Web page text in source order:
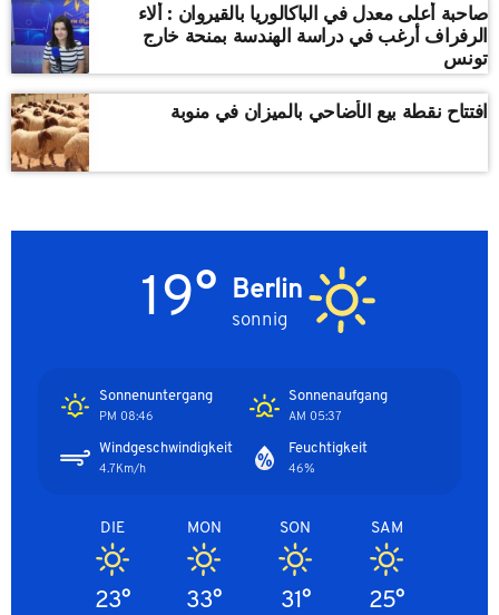
صاحبة أعلى معدل في الباكالوريا بالقيروان : ألاء
الرفراف أرغب في دراسة الهندسة بمنحة خارج
تونس
افتتاح نقطة بيع الأضاحي بالميزان في منوبة
Berlin
sonnig
19°
Sonnenaufgang
05:37 AM
Sonnenuntergang
08:46 PM
Feuchtigkeit
46%
Windgeschwindigkeit
4.7Km/h
SAM
25°
SON
31°
MON
33°
DIE
23°